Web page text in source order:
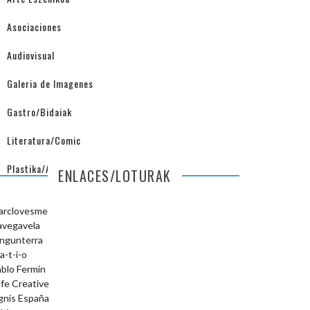
Asociaciones
Audiovisual
Galeria de Imagenes
Gastro/Bidaiak
Literatura/Comic
Plastika/ArquitecturaENLACES/LOTURAK
t-i-o
Fermin
Creative
España